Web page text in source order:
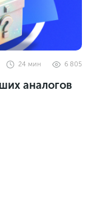
6 805
24 мин
аналогов